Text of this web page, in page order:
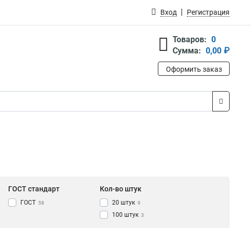
Вход Регистрация
Товаров: 0
Сумма: 0,00 ₽
Оформить заказ
ГОСТ стандарт
ГОСТ 58
Кол-во штук
20 штук 9
100 штук 3